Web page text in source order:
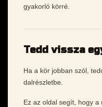
gyakorló körré.
Tedd vissza
Ha a kör jobban szól,
dalrészletbe.
Ez az oldal segít, hogy